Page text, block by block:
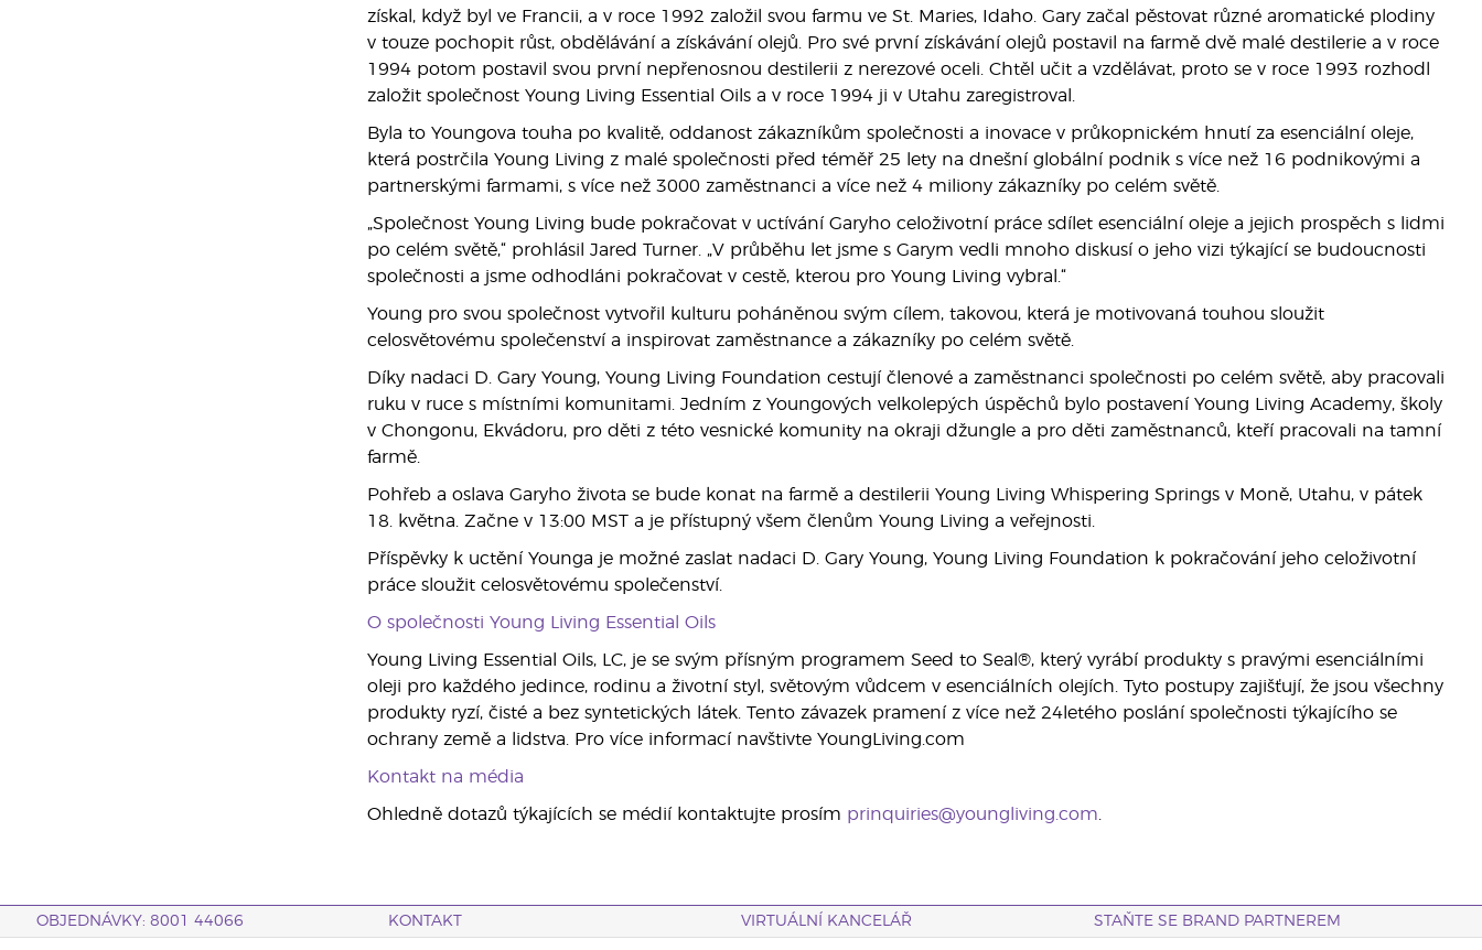
získal, když byl ve Francii, a v roce 1992 založil svou farmu ve St. Maries, Idaho. Gary začal pěstovat různé aromatické plodiny
v touze pochopit růst, obdělávání a získávání olejů. Pro své první získávání olejů postavil na farmě dvě malé destilerie a v roce
1994 potom postavil svou první nepřenosnou destilerii z nerezové oceli. Chtěl učit a vzdělávat, proto se v roce 1993 rozhodl
založit společnost Young Living Essential Oils a v roce 1994 ji v Utahu zaregistroval.
Byla to Youngova touha po kvalitě, oddanost zákazníkům společnosti a inovace v průkopnickém hnutí za esenciální oleje,
která postrčila Young Living z malé společnosti před téměř 25 lety na dnešní globální podnik s více než 16 podnikovými a
partnerskými farmami, s více než 3000 zaměstnanci a více než 4 miliony zákazníky po celém světě.
„Společnost Young Living bude pokračovat v uctívání Garyho celoživotní práce sdílet esenciální oleje a jejich prospěch s lidmi
po celém světě,“ prohlásil Jared Turner. „V průběhu let jsme s Garym vedli mnoho diskusí o jeho vizi týkající se budoucnosti
společnosti a jsme odhodláni pokračovat v cestě, kterou pro Young Living vybral.“
Young pro svou společnost vytvořil kulturu poháněnou svým cílem, takovou, která je motivovaná touhou sloužit
celosvětovému společenství a inspirovat zaměstnance a zákazníky po celém světě.
Díky nadaci D. Gary Young, Young Living Foundation cestují členové a zaměstnanci společnosti po celém světě, aby pracovali
ruku v ruce s místními komunitami. Jedním z Youngových velkolepých úspěchů bylo postavení Young Living Academy, školy
v Chongonu, Ekvádoru, pro děti z této vesnické komunity na okraji džungle a pro děti zaměstnanců, kteří pracovali na tamní
farmě.
Pohřeb a oslava Garyho života se bude konat na farmě a destilerii Young Living Whispering Springs v Moně, Utahu, v pátek
18. května. Začne v 13:00 MST a je přístupný všem členům Young Living a veřejnosti.
Příspěvky k uctění Younga je možné zaslat nadaci D. Gary Young, Young Living Foundation k pokračování jeho celoživotní
práce sloužit celosvětovému společenství.
O společnosti Young Living Essential Oils
Young Living Essential Oils, LC, je se svým přísným programem Seed to Seal®, který vyrábí produkty s pravými esenciálními
oleji pro každého jedince, rodinu a životní styl, světovým vůdcem v esenciálních olejích. Tyto postupy zajišťují, že jsou všechny
produkty ryzí, čisté a bez syntetických látek. Tento závazek pramení z více než 24letého poslání společnosti týkajícího se
ochrany země a lidstva. Pro více informací navštivte YoungLiving.com
Kontakt na média
Ohledně dotazů týkajících se médií kontaktujte prosím prinquiries@youngliving.com
OBJEDNÁVKY: 8001 44066 KONTAKT VIRTUÁLNÍ KANCELÁŘ STAŇTE SE BRAND PARTNEREM